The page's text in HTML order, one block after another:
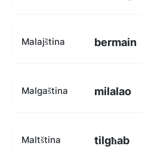
Malajština bermain
Malgaština milalao
Maltština tilgħab